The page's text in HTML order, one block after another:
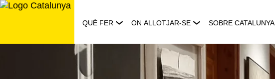
Saltar
QUÈ FER ON ALLOTJAR-SE SOBRE CATALUNYA